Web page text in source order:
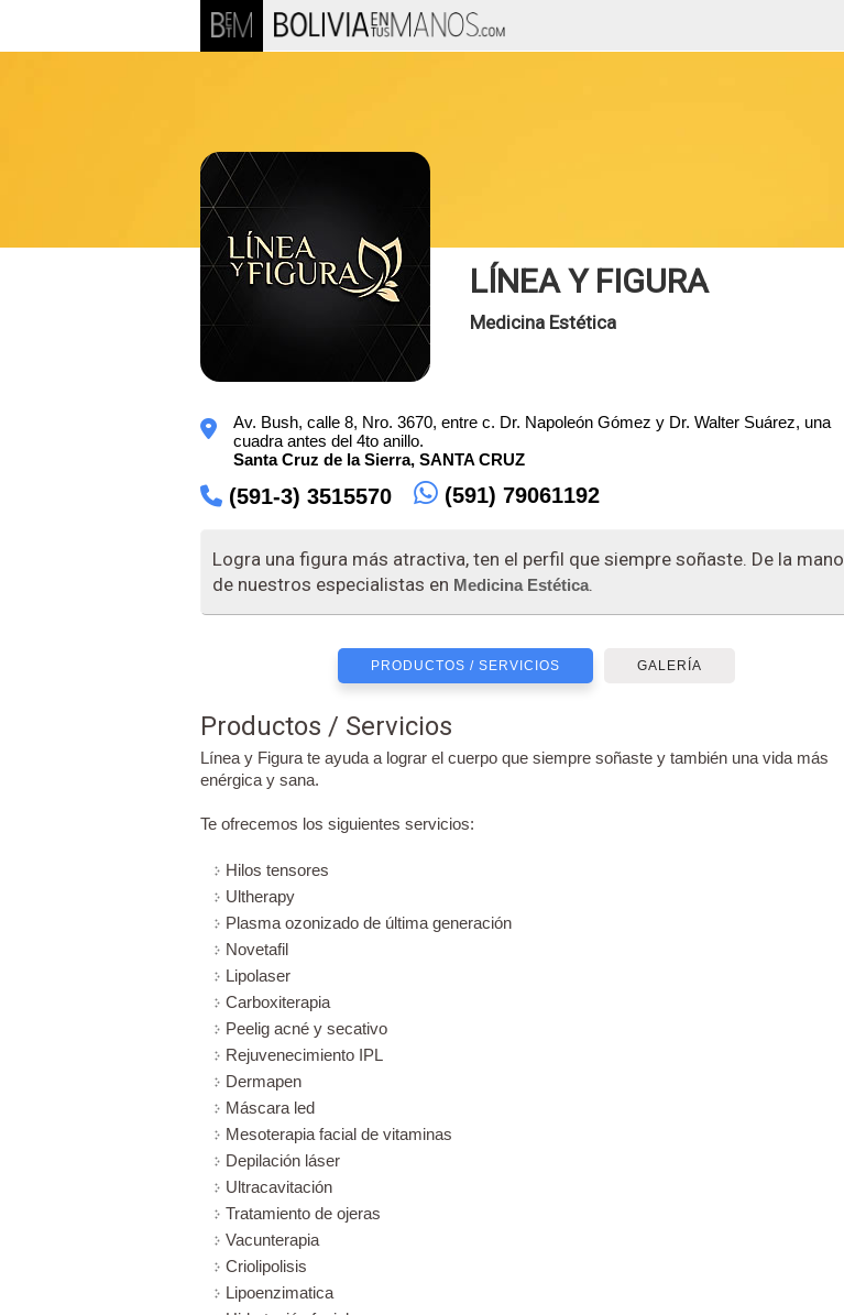
LÍNEA Y FIGURA
Medicina Estética
Av. Bush, calle 8, Nro. 3670, entre c. Dr. Napoleón Gómez y Dr. Walter Suárez, una
cuadra antes del 4to anillo.
Santa Cruz de la Sierra, SANTA CRUZ
(591-3) 3515570 (591) 79061192
Logra una figura más atractiva, ten el perfil que siempre soñaste. De la mano
de nuestros especialistas en Medicina Estética.
PRODUCTOS / SERVICIOS GALERÍA
Productos / Servicios
Línea y Figura te ayuda a lograr el cuerpo que siempre soñaste y también una vida más
enérgica y sana.
Te ofrecemos los siguientes servicios:
Hilos tensores
Ultherapy
Plasma ozonizado de última generación
Novetafil
Lipolaser
Carboxiterapia
Peelig acné y secativo
Rejuvenecimiento IPL
Dermapen
Máscara led
Mesoterapia facial de vitaminas
Depilación láser
Ultracavitación
Tratamiento de ojeras
Vacunterapia
Criolipolisis
Lipoenzimatica